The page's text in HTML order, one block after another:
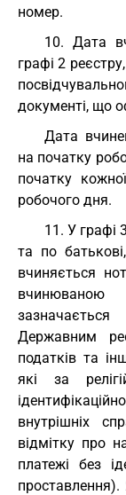
номер.
10. Дата
графі 2
документі, що
Дата
на початку
початку
робочого дня.
11. У графі
та по
вчиняється
Державним
податків та
які за
внутрішніх
відмітку про
платежі без